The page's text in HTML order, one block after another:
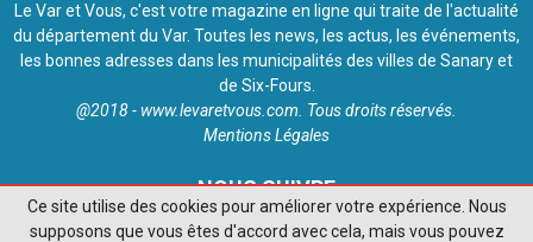
Le Var et Vous, c'est votre magazine en ligne qui traite de l'actualité
du département du Var. Toutes les news, les actus, les événements,
les bonnes adresses dans les municipalités des villes de Sanary et
de Six-Fours.
@2018 - www.levaretvous.com. Tous droits réservés.
Mentions Légales
NOUS SUIVRE
Ce site utilise des cookies pour améliorer votre expérience. Nous
supposons que vous êtes d'accord avec cela, mais vous pouvez